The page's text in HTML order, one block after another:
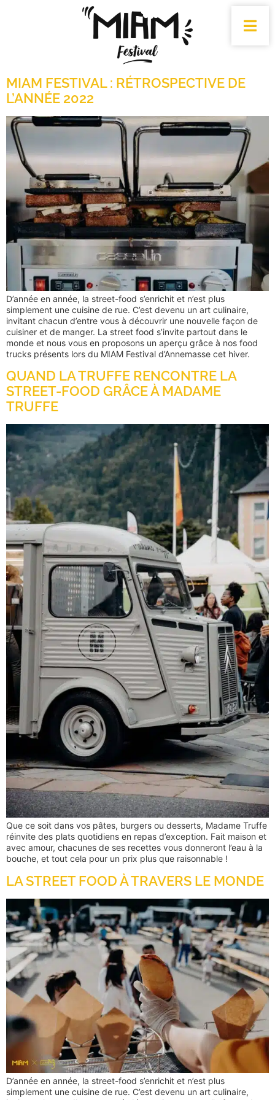
MIAM FESTIVAL : RÉTROSPECTIVE DE
L’ANNÉE 2022
D’année en année, la street-food s’enrichit et n’est plus
simplement une cuisine de rue. C’est devenu un art culinaire,
invitant chacun d’entre vous à découvrir une nouvelle façon de
cuisiner et de manger. La street food s’invite partout dans le
monde et nous vous en proposons un aperçu grâce à nos food
trucks présents lors du MIAM Festival d’Annemasse cet hiver.
QUAND LA TRUFFE RENCONTRE LA
STREET-FOOD GRÂCE À MADAME
TRUFFE
Que ce soit dans vos pâtes, burgers ou desserts, Madame Truffe
réinvite des plats quotidiens en repas d’exception. Fait maison et
avec amour, chacunes de ses recettes vous donneront l’eau à la
bouche, et tout cela pour un prix plus que raisonnable !
LA STREET FOOD À TRAVERS LE MONDE
D’année en année, la street-food s’enrichit et n’est plus
simplement une cuisine de rue. C’est devenu un art culinaire,